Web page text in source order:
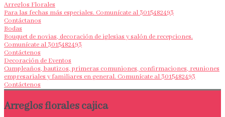
Arreglos Florales
Para las fechas más especiales. Comunícate al 3015482493
Contáctanos
Bodas
Bouquet de novias, decoración de iglesias y salón de recepciones.
Comunícate al 3015482493
Contáctenos
Decoración de Eventos
Cumpleaños, bautizos, primeras comuniones, confirmaciones, reuniones
empresariales y familiares en general. Comunícate al 3015482493
Contáctenos
Arreglos florales cajica